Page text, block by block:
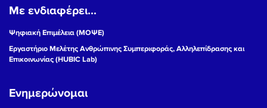
Με ενδιαφέρει...
Ψηφιακή Επιμέλεια (ΜΟΨΕ)
Εργαστήριο Μελέτης Ανθρώπινης Συμπεριφοράς, Αλληλεπίδρασης και
Επικοινωνίας (HUBIC Lab)
Ενημερώνομαι